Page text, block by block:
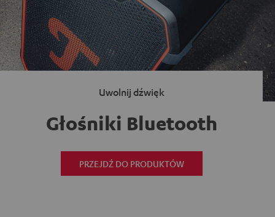
Uwolnij dźwięk
Głośniki Bluetooth
PRZEJDŹ DO PRODUKTÓW